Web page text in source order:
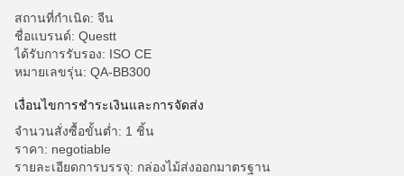
สถานที่กำเนิด: จีน
ชื่อแบรนด์: Questt
ได้รับการรับรอง: ISO CE
หมายเลขรุ่น: QA-BB300
เงื่อนไขการชําระเงินและการจัดส่ง
จำนวนสั่งซื้อขั้นต่ำ: 1 ชิ้น
ราคา: negotiable
รายละเอียดการบรรจุ: กล่องไม้ส่งออกมาตรฐาน